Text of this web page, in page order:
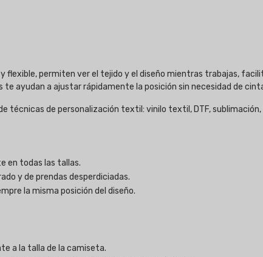
flexible, permiten ver el tejido y el diseño mientras trabajas,
te ayudan a ajustar rápidamente la posición sin necesidad de
técnicas de personalización textil: vinilo textil, DTF,
en todas las tallas.
y de prendas desperdiciadas.
la misma posición del diseño.
a la talla de la camiseta.